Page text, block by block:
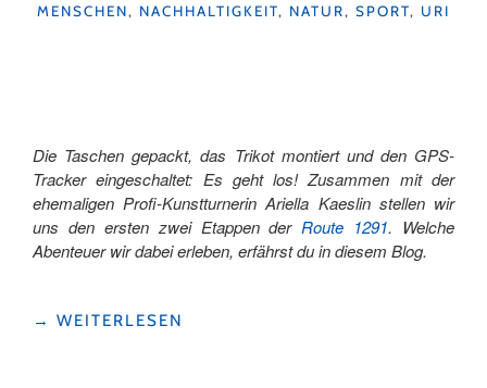
MENSCHEN, NACHHALTIGKEIT, NATUR, SPORT, URI
Die Taschen gepackt, das Trikot montiert und den GPS-
Tracker eingeschaltet: Es geht los! Zusammen mit der
ehemaligen Profi-Kunstturnerin Ariella Kaeslin stellen wir
uns den ersten zwei Etappen derRoute 1291. Welche
Abenteuer wir dabei erleben, erfährst du in diesem Blog.
"MIT
→ WEITERLESEN